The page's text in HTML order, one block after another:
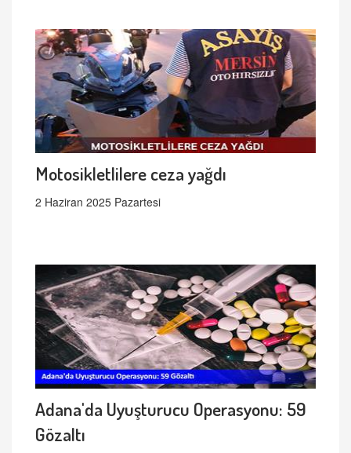
Motosikletlilere ceza yağdı
2 Haziran 2025 Pazartesi
Adana'da Uyuşturucu Operasyonu: 59
Gözaltı